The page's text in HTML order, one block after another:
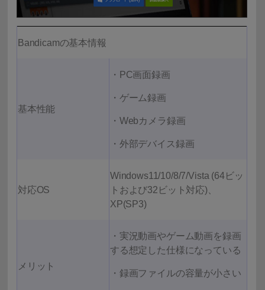
Bandicamの基本情報
基本性能
・PC画面録画
・ゲーム録画
・Webカメラ録画
・外部デバイス録画
対応OS
Windows11/10/8/7/Vista (64ビッ
トおよび32ビット対応)、
XP(SP3)
メリット
・実況動画やゲーム動画を録画
する想定した仕様になっている
・録画ファイルの容量が小さい